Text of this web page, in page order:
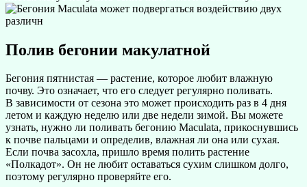
Полив бегонии макулатной
Бегония пятнистая — растение, которое любит влажную
почву. Это означает, что его следует регулярно поливать.
В зависимости от сезона это может происходить раз в 4 дня
летом и каждую неделю или две недели зимой. Вы можете
узнать, нужно ли поливать бегонию Maculata, прикоснувшись
к почве пальцами и определив, влажная ли она или сухая.
Если почва засохла, пришло время полить растение
«Полкадот». Он не любит оставаться сухим слишком долго,
поэтому регулярно проверяйте его.